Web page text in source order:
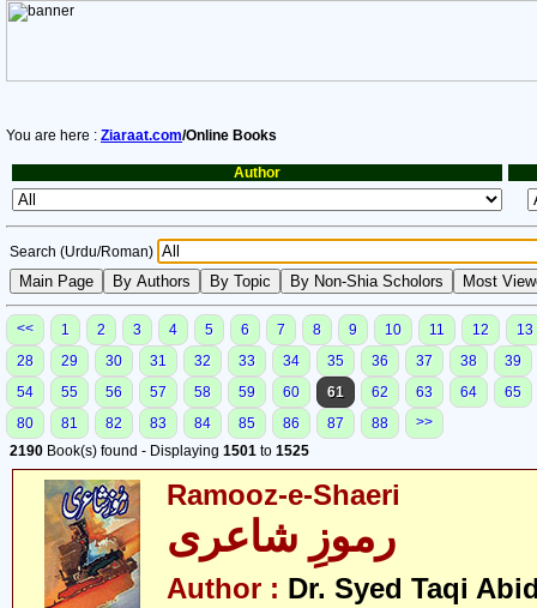
You are here : Ziaraat.com/Online Books
Author
Search (Urdu/Roman)
<< 1 2 3 4 5 6 7 8 9 10 11 12
13
28
29 30 31 32 33 34 35 36 37 38
39
54
55 56 57 58 59 60 61 62 63 64
65
80
81 82 83 84 85 86 87 88
>>
2190 Book(s) found - Displaying 1501 to 1525
Ramooz-e-Shaeri
رموزِ شاعری
Author : Dr. Syed Taqi